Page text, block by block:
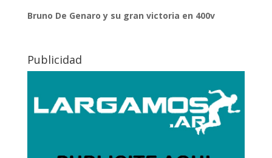
Bruno De Genaro y su gran victoria en 400v
Publicidad